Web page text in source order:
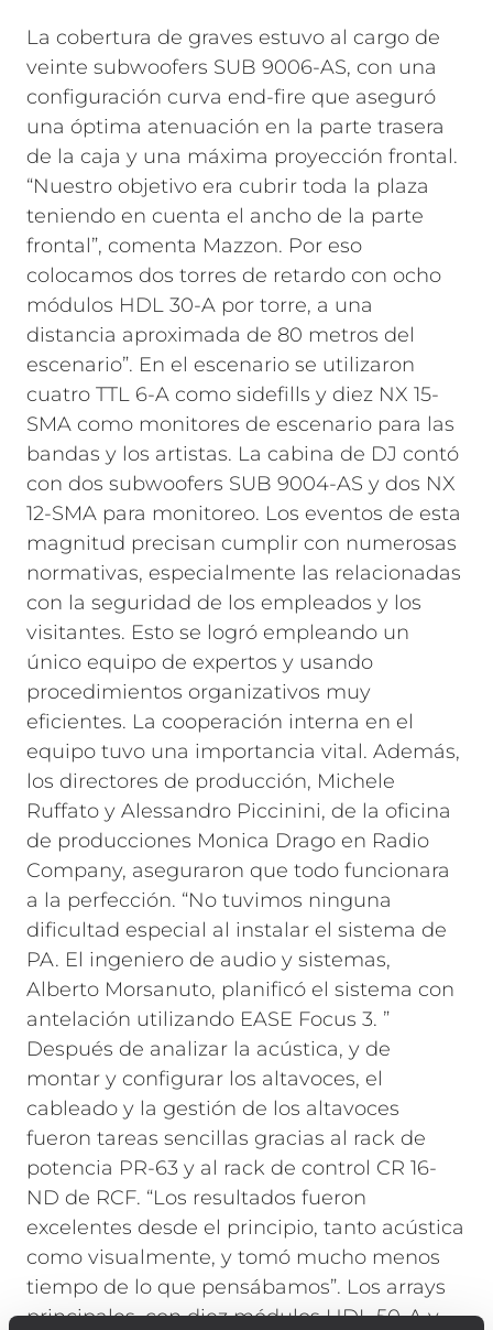
La cobertura de graves estuvo al cargo de
veinte subwoofers SUB 9006-AS, con una
configuración curva end-fire que aseguró
una óptima atenuación en la parte trasera
de la caja y una máxima proyección frontal.
“Nuestro objetivo era cubrir toda la plaza
teniendo en cuenta el ancho de la parte
frontal”, comenta Mazzon. Por eso
colocamos dos torres de retardo con ocho
módulos HDL 30-A por torre, a una
distancia aproximada de 80 metros del
escenario”. En el escenario se utilizaron
cuatro TTL 6-A como sidefills y diez NX 15-
SMA como monitores de escenario para las
bandas y los artistas. La cabina de DJ contó
con dos subwoofers SUB 9004-AS y dos NX
12-SMA para monitoreo. Los eventos de esta
magnitud precisan cumplir con numerosas
normativas, especialmente las relacionadas
con la seguridad de los empleados y los
visitantes. Esto se logró empleando un
único equipo de expertos y usando
procedimientos organizativos muy
eficientes. La cooperación interna en el
equipo tuvo una importancia vital. Además,
los directores de producción, Michele
Ruffato y Alessandro Piccinini, de la oficina
de producciones Monica Drago en Radio
Company, aseguraron que todo funcionara
a la perfección. “No tuvimos ninguna
dificultad especial al instalar el sistema de
PA. El ingeniero de audio y sistemas,
Alberto Morsanuto, planificó el sistema con
antelación utilizando EASE Focus 3. ”
Después de analizar la acústica, y de
montar y configurar los altavoces, el
cableado y la gestión de los altavoces
fueron tareas sencillas gracias al rack de
potencia PR-63 y al rack de control CR 16-
ND de RCF. “Los resultados fueron
excelentes desde el principio, tanto acústica
como visualmente, y tomó mucho menos
tiempo de lo que pensábamos”. Los arrays
principales, con diez módulos HDL 50-A y